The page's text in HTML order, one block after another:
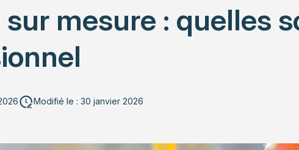
mesure : quelles
Modifié le : 30 janvier 2026